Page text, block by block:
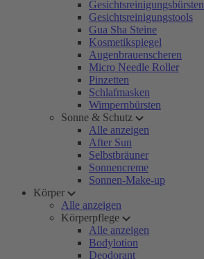
Gesichtsreinigungsbürsten
Gesichtsreinigungstools
Gua Sha Steine
Kosmetikspiegel
Augenbrauenscheren
Micro Needle Roller
Pinzetten
Schlafmasken
Wimpernbürsten
Sonne & Schutz
Alle anzeigen
After Sun
Selbstbräuner
Sonnencreme
Sonnen-Make-up
Körper
Alle anzeigen
Körperpflege
Alle anzeigen
Bodylotion
Deodorant